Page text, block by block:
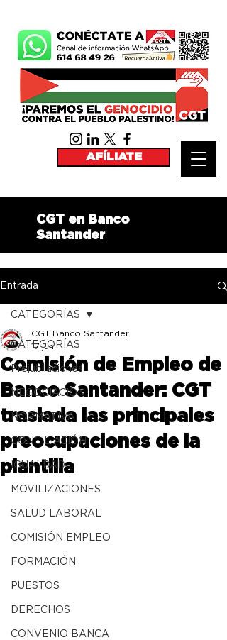
CGT en Banco
Santander
AFÍLIATE
Entrada
CATEGORÍAS
Prejubilaciones
NEGOCIACIÓN
NORMATIVA
CONCILIACIÓN
IGUALDAD
MOVILIZACIONES
SALUD LABORAL
COMISIÓN EMPLEO
FORMACIÓN
PUESTOS
DERECHOS
CONVENIO BANCA
CATEGORÍAS
Comisión de Empleo de
Banco Santander: CGT
traslada las principales
preocupaciones de la
plantilla
CGT Banco Santander
17 jun